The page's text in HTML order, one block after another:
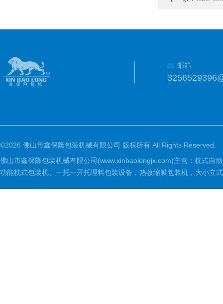
邮箱
©2026 佛山市鑫保隆包装机械有限公司 版权所有 All Rights Reserved.
佛山市鑫保隆包装机械有限公司(www.xinbaolongjx.com)主营：枕式自
功能枕式包装机、一托一开托理料包装设备，热收缩膜包装机，大小立